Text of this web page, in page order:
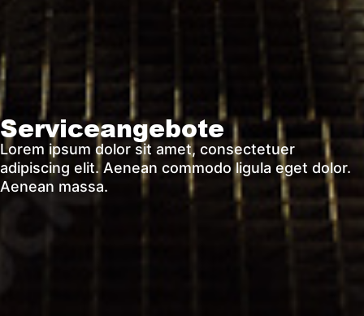
Serviceangebote
Lorem ipsum dolor sit amet, consectetuer
adipiscing elit. Aenean commodo ligula eget dolor.
Aenean massa.